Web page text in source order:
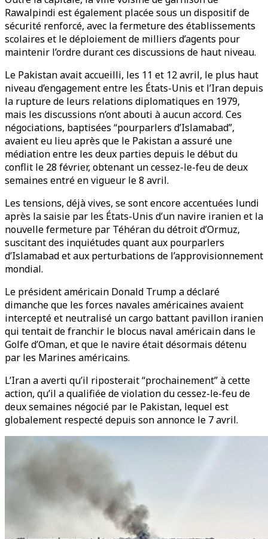
Rawalpindi est également placée sous un dispositif de
sécurité renforcé, avec la fermeture des établissements
scolaires et le déploiement de milliers d’agents pour
maintenir l’ordre durant ces discussions de haut niveau.
Le Pakistan avait accueilli, les 11 et 12 avril, le plus haut
niveau d’engagement entre les États-Unis et l’Iran depuis
la rupture de leurs relations diplomatiques en 1979,
mais les discussions n’ont abouti à aucun accord. Ces
négociations, baptisées “pourparlers d’Islamabad”,
avaient eu lieu après que le Pakistan a assuré une
médiation entre les deux parties depuis le début du
conflit le 28 février, obtenant un cessez-le-feu de deux
semaines entré en vigueur le 8 avril.
Les tensions, déjà vives, se sont encore accentuées lundi
après la saisie par les États-Unis d’un navire iranien et la
nouvelle fermeture par Téhéran du détroit d’Ormuz,
suscitant des inquiétudes quant aux pourparlers
d’Islamabad et aux perturbations de l’approvisionnement
mondial.
Le président américain Donald Trump a déclaré
dimanche que les forces navales américaines avaient
intercepté et neutralisé un cargo battant pavillon iranien
qui tentait de franchir le blocus naval américain dans le
Golfe d’Oman, et que le navire était désormais détenu
par les Marines américains.
L’Iran a averti qu’il riposterait “prochainement” à cette
action, qu’il a qualifiée de violation du cessez-le-feu de
deux semaines négocié par le Pakistan, lequel est
globalement respecté depuis son annonce le 7 avril.